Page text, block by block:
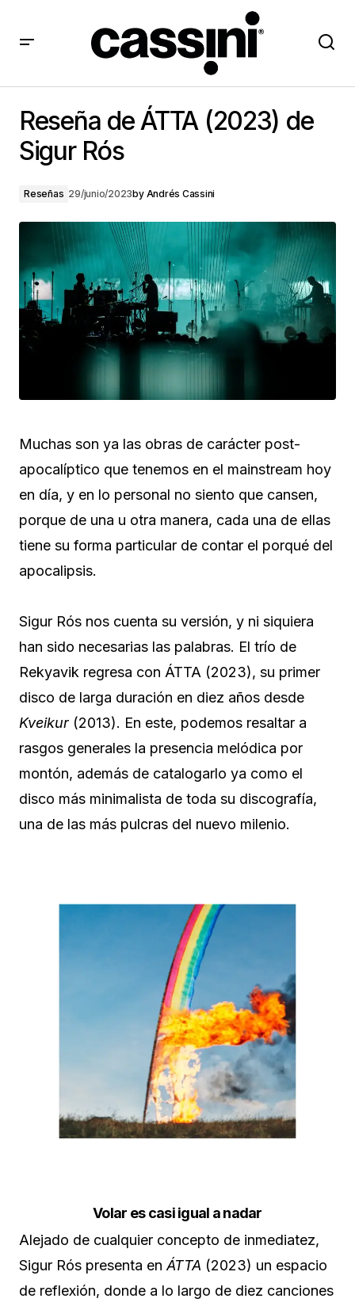
Reseña de ÁTTA (2023) de Sigur Rós
Reseña de ÁTTA (2023) de
Sigur Rós
Reseñas 29/junio/2023by Andrés Cassini
Muchas son ya las obras de carácter post-
apocalíptico que tenemos en el mainstream hoy
en día, y en lo personal no siento que cansen,
porque de una u otra manera, cada una de ellas
tiene su forma particular de contar el porqué del
apocalipsis.
Sigur Rós nos cuenta su versión, y ni siquiera
han sido necesarias las palabras. El trío de
Rekyavik regresa con ÁTTA (2023), su primer
disco de larga duración en diez años desde
Kveikur(2013). En este, podemos resaltar a
rasgos generales la presencia melódica por
montón, además de catalogarlo ya como el
disco más minimalista de toda su discografía,
una de las más pulcras del nuevo milenio.
Volar es casi igual a nadar
Alejado de cualquier concepto de inmediatez,
Sigur Rós presenta en ÁTTA (2023) un espacio
de reflexión, donde a lo largo de diez canciones